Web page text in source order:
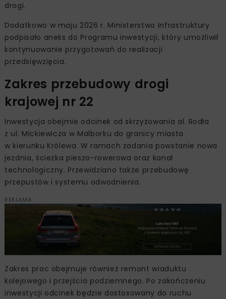
drogi.
Dodatkowo w maju 2026 r. Ministerstwo Infrastruktury
podpisało aneks do Programu inwestycji, który umożliwił
kontynuowanie przygotowań do realizacji
przedsięwzięcia.
Zakres przebudowy drogi
krajowej nr 22
Inwestycja obejmie odcinek od skrzyżowania al. Rodła
z ul. Mickiewicza w Malborku do granicy miasta
w kierunku Królewa. W ramach zadania powstanie nowa
jezdnia, ścieżka pieszo-rowerowa oraz kanał
technologiczny. Przewidziano także przebudowę
przepustów i systemu odwodnienia.
REKLAMA
Zakres prac obejmuje również remont wiaduktu
kolejowego i przejścia podziemnego. Po zakończeniu
inwestycji odcinek będzie dostosowany do ruchu